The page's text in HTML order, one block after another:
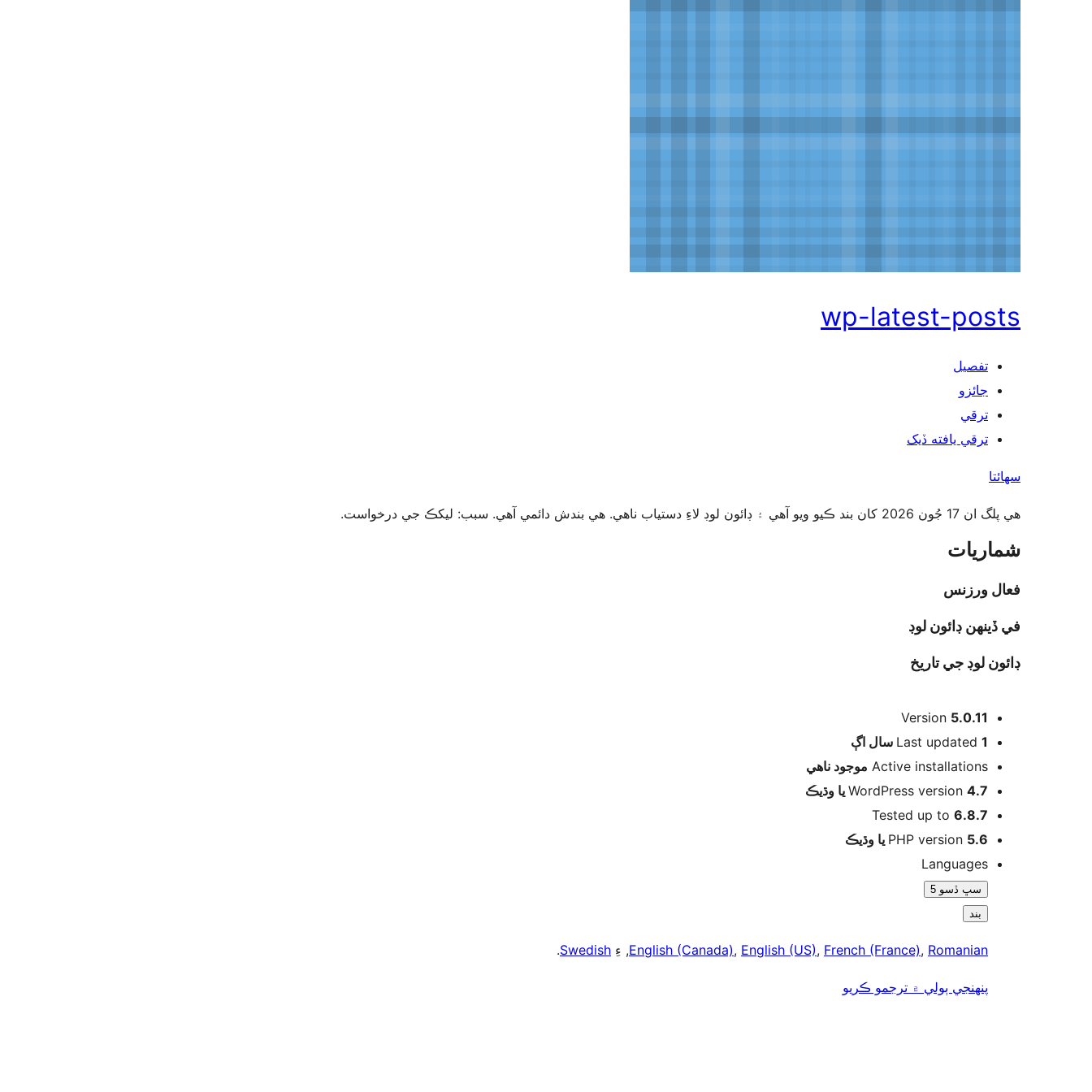
wp-latest-posts
تفصيل
جائزو
ترقي
ترقي يافته ڏيک
سھائتا
هي پلگ ان 17 جُون 2026 کان بند ڪيو ويو آهي ۽ ڊائون لوڊ لاءِ دستياب ناهي. هي بندش دائمي آهي. سبب: ليکڪ جي درخواست.
شماريات
فعال ورزنس
في ڏينهن ڊائون لوڊ
ڊائون لوڊ جي تاريخ
ميٽا Version 5.0.11
Last updated 1 سال
اڳ
Active installations موجود ناھي
WordPress version 4.7 يا وڌيڪ
Tested up to 6.8.7
PHP version 5.6 يا وڌيڪ
Languages
سڀ ڏسو 5
بند
English (Canada), English (US), French (France), Romanian , ءِ Swedish
.
پنھنجي ٻولي ۾ ترجمو ڪريو